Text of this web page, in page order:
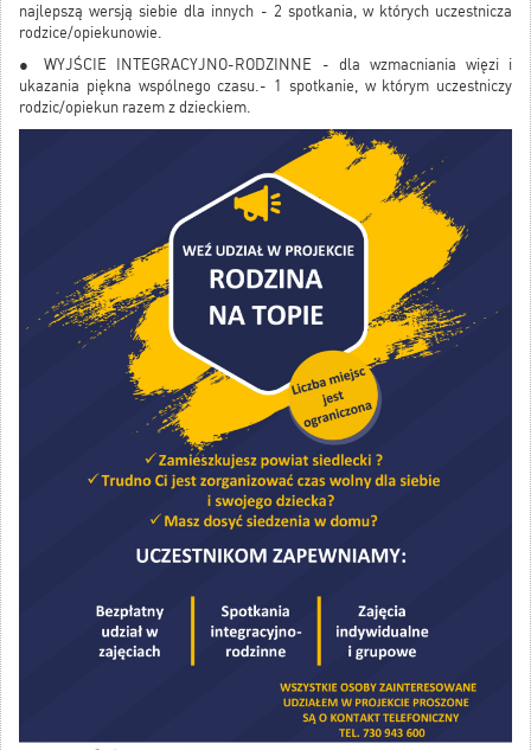
najlepszą wersją siebie dla innych - 2 spotkania, w których uczestnicza
rodzice/opiekunowie.
● WYJŚCIE INTEGRACYJNO-RODZINNE - dla wzmacniania więzi i
ukazania piękna wspólnego czasu.- 1 spotkanie, w którym uczestniczy
rodzic/opiekun razem z dzieckiem.